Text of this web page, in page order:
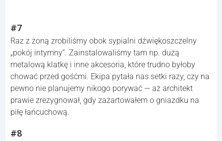
#7
Raz z żoną zrobiliśmy obok sypialni dźwiękoszczelny
„pokój intymny”. Zainstalowaliśmy tam np. dużą
metalową klatkę i inne akcesoria, które trudno byłoby
chować przed gośćmi. Ekipa pytała nas setki razy, czy na
pewno nie planujemy nikogo porywać — aż architekt
prawie zrezygnował, gdy zażartowałem o gniazdku na
piłę łańcuchową.
#8